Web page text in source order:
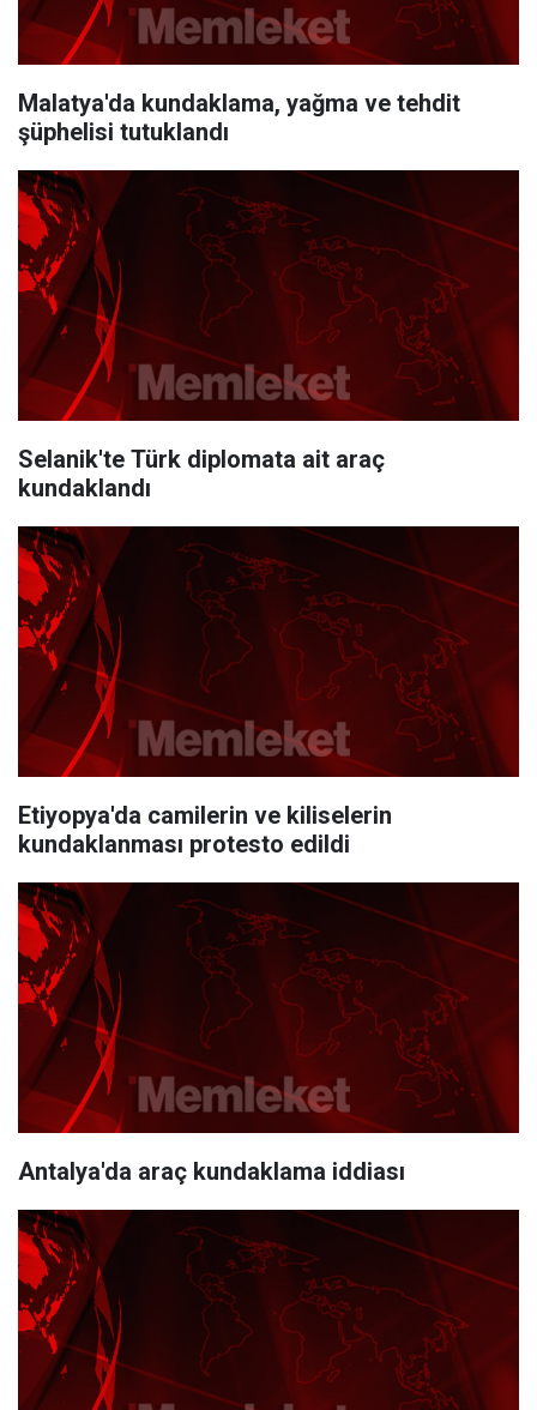
Malatya'da kundaklama, yağma ve tehdit
şüphelisi tutuklandı
Selanik'te Türk diplomata ait araç
kundaklandı
Etiyopya'da camilerin ve kiliselerin
kundaklanması protesto edildi
Antalya'da araç kundaklama iddiası